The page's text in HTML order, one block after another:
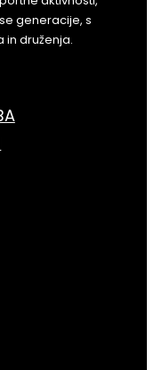
generacije, s
druženja.